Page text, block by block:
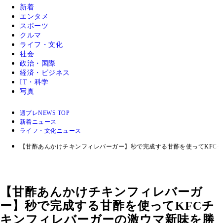
新着
エンタメ
スポーツ
クルマ
ライフ・文化
社会
政治・国際
経済・ビジネス
IT・科学
写真
週プレNEWS TOP
新着ニュース
ライフ・文化ニュース
【甘酢あんかけチキンフィレバーガー】秒で完成する甘酢を使って
【甘酢あんかけチキンフィレバーガ
ー】秒で完成する甘酢を使ってKFCチ
キンフィレバーガーの激ウマ新味を勝